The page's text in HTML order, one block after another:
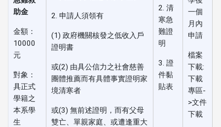
助金
金額：
10000
元
對象：
具正式
學籍之
本系學
生
2. 申請人須領有
(1) 政府機關核發之低收入戶
證明書
或(2) 由具公信力之社會慈善
團體推薦而有具體事實證明家
境清寒者
或(3) 無前述證明，而有父母
雙亡、單親家庭、或遭逢重大
2. 清
寒急
難證
明
3. 證
件黏
貼表
一個
月內
申請
檔案
下載:
下載
專區-
>文件
下載